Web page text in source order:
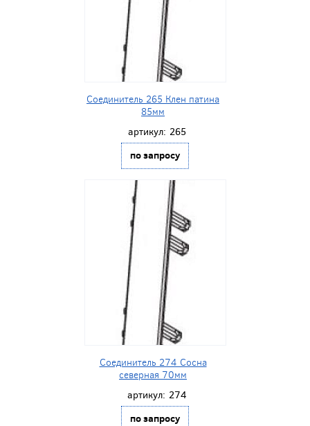
Соединитель 265 Клен патина
85мм
артикул: 265
по запросу
Соединитель 274 Сосна
северная 70мм
артикул: 274
по запросу